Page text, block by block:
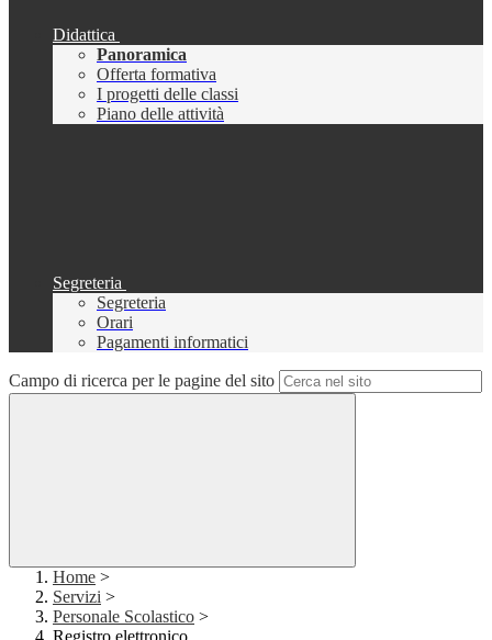
Didattica
Panoramica
Offerta formativa
I progetti delle classi
Piano delle attività
Segreteria
Segreteria
Orari
Pagamenti informatici
Campo di ricerca per le pagine del sito
Home >
Servizi >
Personale Scolastico >